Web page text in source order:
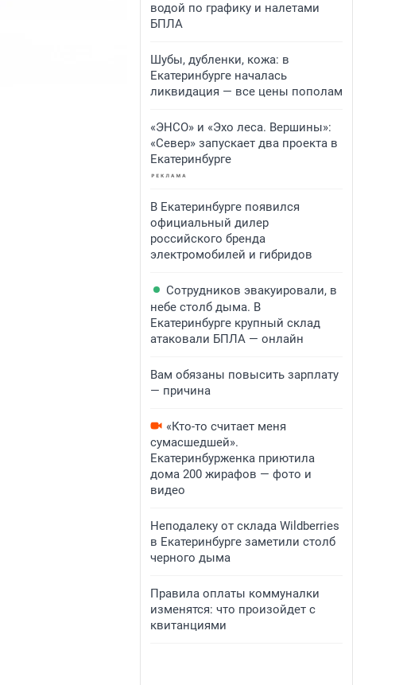
водой по графику и налетами
БПЛА
Шубы, дубленки, кожа: в
Екатеринбурге началась
ликвидация — все цены пополам
«ЭНСО» и «Эхо леса. Вершины»:
«Север» запускает два проекта в
Екатеринбурге
В Екатеринбурге появился
официальный дилер
российского бренда
электромобилей и гибридов
Сотрудников эвакуировали, в
небе столб дыма. В
Екатеринбурге крупный склад
атаковали БПЛА — онлайн
Вам обязаны повысить зарплату
— причина
«Кто-то считает меня
сумасшедшей».
Екатеринбурженка приютила
дома 200 жирафов — фото и
видео
Неподалеку от склада Wildberries
в Екатеринбурге заметили столб
черного дыма
Правила оплаты коммуналки
изменятся: что произойдет с
квитанциями